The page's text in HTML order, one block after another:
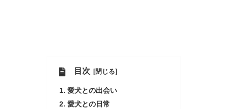
目次
愛犬との出会い
愛犬との日常